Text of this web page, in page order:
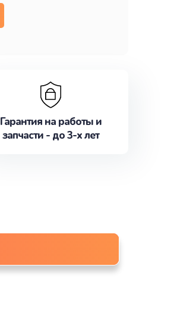
Гарантия на работы и
запчасти - до 3-х лет